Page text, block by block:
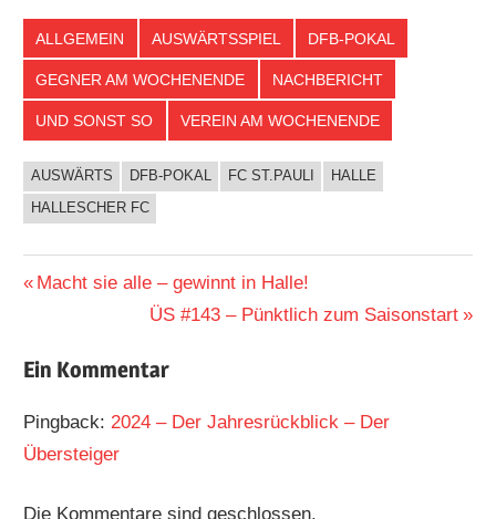
ALLGEMEIN AUSWÄRTSSPIEL DFB-POKAL
GEGNER AM WOCHENENDE NACHBERICHT
UND SONST SO VEREIN AM WOCHENENDE
AUSWÄRTS DFB-POKAL FC ST.PAULI
HALLE
HALLESCHER FC
Beitragsnavigation
Vorheriger
Macht sie alle – gewinnt in Halle!
Nächster
ÜS #143 – Pünktlich zum Saisonstart
Ein Kommentar
Pingback:2024 – Der Jahresrückblick – Der
Übersteiger
Die Kommentare sind geschlossen.